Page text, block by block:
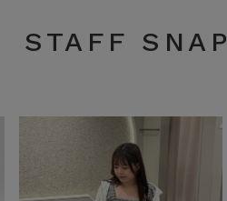
STAFF SNAP